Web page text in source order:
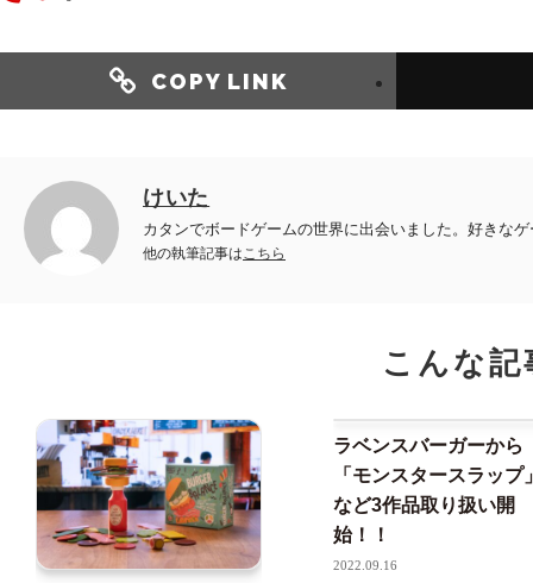
COPY LINK
けいた
カタンでボードゲームの世界に出会いました。好きな
他の執筆記事はこちら
こんな
ラベンスバーガーから
「モンスタースラップ
など3作品取り扱い開
始！！
2022.09.16